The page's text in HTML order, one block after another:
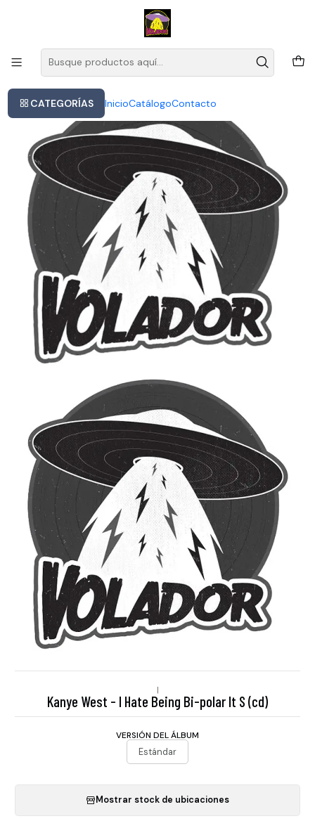
CATEGORÍAS InicioCatálogoContacto
Este es el texto del slide
|
Kanye West - I Hate Being Bi-polar It S (cd)
VERSIÓN DEL ÁLBUM
Estándar
Mostrar stock de ubicaciones